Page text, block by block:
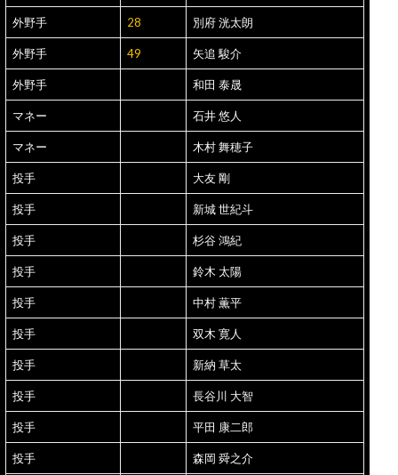
外野手 28 別府 洸太朗
外野手 49 矢追 駿介
外野手 和田 泰晟
マネー 石井 悠人
マネー 木村 舞穂子
投手 大友 剛
投手 新城 世紀斗
投手 杉谷 鴻紀
投手 鈴木 太陽
投手 中村 薫平
投手 双木 寛人
投手 新納 草太
投手 長谷川 大智
投手 平田 康二郎
投手 森岡 舜之介